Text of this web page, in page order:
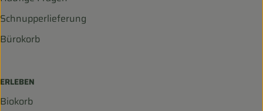
Schnupperlieferung
Bürokorb
ERLEBEN
Biokorb